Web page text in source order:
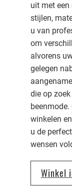
uit met
stijlen,
u van
om
alvorens
gelegen
die op
winkelen
u de
wensen
Winkel